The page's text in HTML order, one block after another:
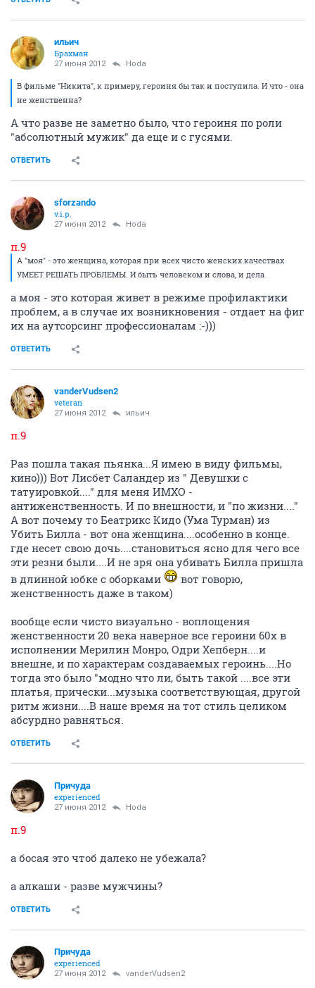
ильич
Брахман
27 июня 2012 Hoda
В фильме "Никита", к примеру, героиня бы так и поступила. И что - она
не женственна?
А что разве не заметно было, что героиня по роли
"абсолютный мужик" да еще и с гусями.
ОТВЕТИТЬ
sforzando
v.i.p.
27 июня 2012 Hoda
п.9
А "моя" - это женщина, которая при всех чисто женских качествах
УМЕЕТ РЕШАТЬ ПРОБЛЕМЫ. И быть человеком и слова, и дела.
а моя - это которая живет в режиме профилактики
проблем, а в случае их возникновения - отдает на фиг
их на аутсорсинг профессионалам :-)))
ОТВЕТИТЬ
vanderVudsen2
veteran
27 июня 2012 ильич
п.9
Раз пошла такая пьянка...Я имею в виду фильмы,
кино))) Вот Лисбет Саландер из " Девушки с
татуировкой...." для меня ИМХО -
антиженственность. И по внешности, и "по жизни...."
А вот почему то Беатрикс Кидо (Ума Турман) из
Убить Билла - вот она женщина....особенно в конце.
где несет свою дочь....становиться ясно для чего все
эти резни были....И не зря она убивать Билла пришла
в длинной юбке с оборками
вот говорю,
женственность даже в таком)
вообще если чисто визуально - воплощения
женственности 20 века наверное все героини 60х в
исполнении Мерилин Монро, Одри Хепберн....и
внешне, и по характерам создаваемых героинь....Но
тогда это было "модно что ли, быть такой ....все эти
платья, прически...музыка соответствующая, другой
ритм жизни....В наше время на тот стиль целиком
абсурдно равняться.
ОТВЕТИТЬ
Причуда
experienced
27 июня 2012 Hoda
п.9
а босая это чтоб далеко не убежала?
а алкаши - разве мужчины?
ОТВЕТИТЬ
Причуда
experienced
27 июня 2012 vanderVudsen2